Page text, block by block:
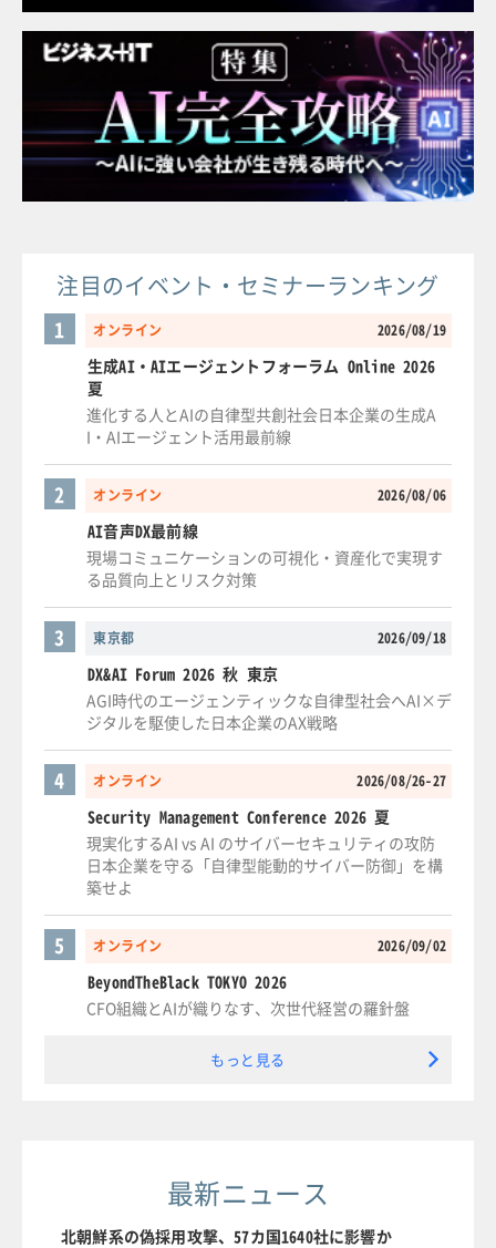
注目のイベント・セミナーランキング
オンライン 2026/08/19
1
生成AI・AIエージェントフォーラム Online 2026
夏
進化する人とAIの自律型共創社会日本企業の生成A
I・AIエージェント活用最前線
オンライン 2026/08/06
2
AI音声DX最前線
現場コミュニケーションの可視化・資産化で実現す
る品質向上とリスク対策
東京都 2026/09/18
3
DX&AI Forum 2026 秋 東京
AGI時代のエージェンティックな自律型社会へAI×デ
ジタルを駆使した日本企業のAX戦略
オンライン 2026/08/26-27
4
Security Management Conference 2026 夏
現実化するAI vs AI のサイバーセキュリティの攻防
日本企業を守る「自律型能動的サイバー防御」を構
築せよ
オンライン 2026/09/02
5
BeyondTheBlack TOKYO 2026
CFO組織とAIが織りなす、次世代経営の羅針盤
もっと見る
最新ニュース
北朝鮮系の偽採用攻撃、57カ国1640社に影響か